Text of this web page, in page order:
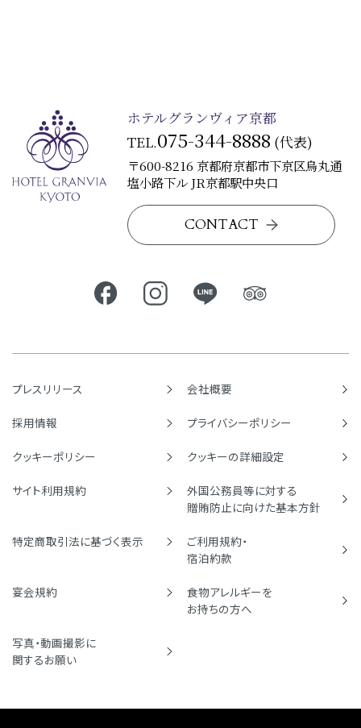
ホテルグランヴィア京都
TEL.075-344-8888 (代表)
〒600-8216 京都府京都市下京区烏丸通
塩小路下ル JR京都駅中央口
CONTACT
プレスリリース 会社概要
採用情報 プライバシーポリシー
クッキーポリシー クッキーの詳細設定
サイト利用規約
外国公務員等に対する
贈賄防止に向けた基本方針
特定商取引法に基づく表示
ご利用規約・
宿泊約款
宴会規約
食物アレルギーを
お持ちの方へ
写真・動画撮影に
関するお願い